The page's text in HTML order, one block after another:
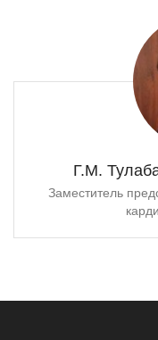
Г.М.
Заместитель